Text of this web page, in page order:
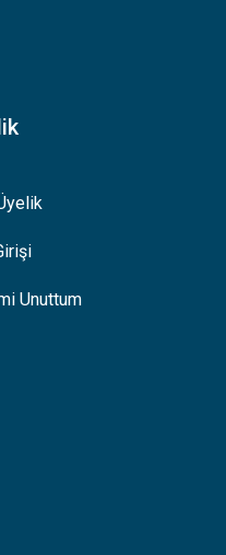
Unuttum